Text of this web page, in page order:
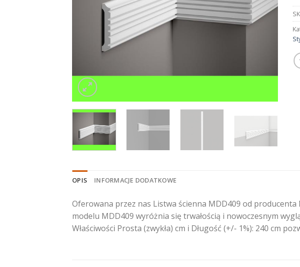
OPIS INFORMACJE DODATKOWE
Oferowana przez nas Listwa ścienna MDD409 od
modelu MDD409 wyróżnia się trwałością i nowoczesnym
Właściwości Prosta (zwykła) cm i Długość (+/- 1%): 240 cm